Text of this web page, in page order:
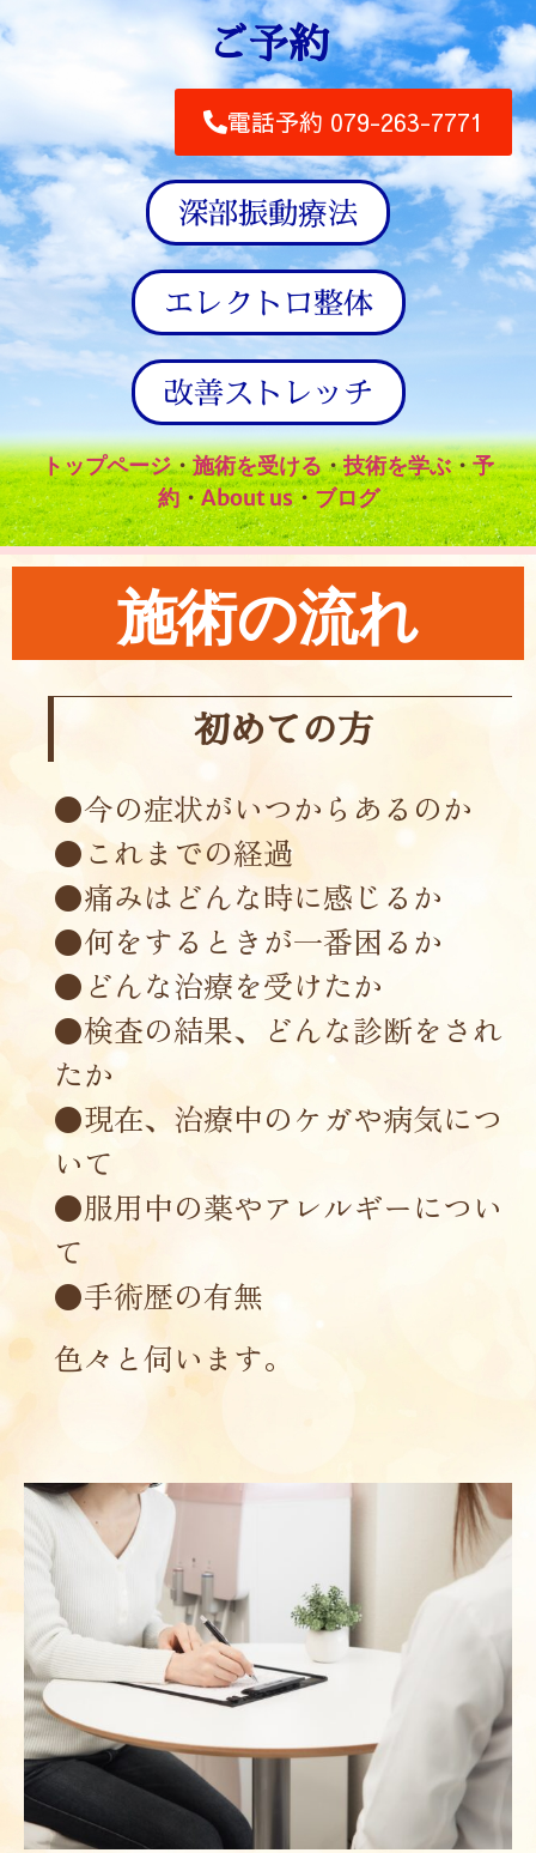
ご予約
電話予約 079-263-7771
深部振動療法
エレクトロ整体
改善ストレッチ
トップページ・施術を受ける・技術を学ぶ・予
約・About us・ブログ
施術の流れ
初めての方
●今の症状がいつからあるのか
●これまでの経過
●痛みはどんな時に感じるか
●何をするときが一番困るか
●どんな治療を受けたか
●検査の結果、どんな診断をされ
たか
●現在、治療中のケガや病気につ
いて
●服用中の薬やアレルギーについ
て
●手術歴の有無
色々と伺います。